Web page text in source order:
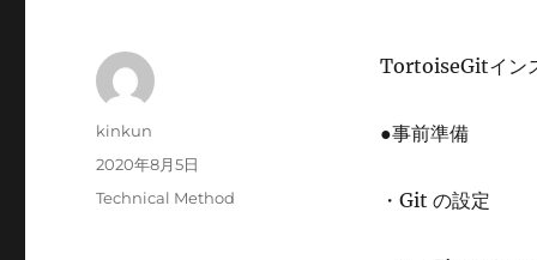
TortoiseGitイン
●事前準備
・Git の設定
投
kinkun
投
2020年8月5日
カ
Technical Method